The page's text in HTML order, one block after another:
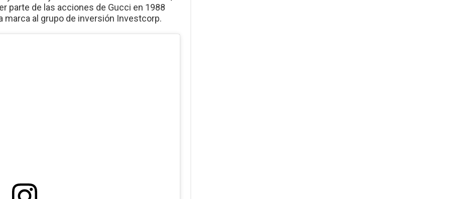
parte de las acciones de Gucci en 1988
marca al grupo de inversión Investcorp.